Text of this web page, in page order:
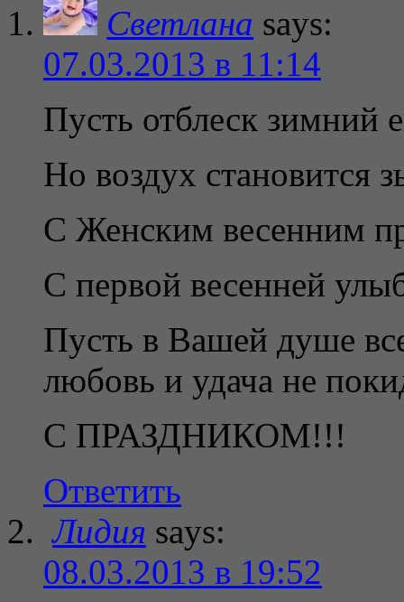
Светлана says:
07.03.2013 в 11:14
Пусть отблеск зимний
Но воздух становится
С Женским весенним
С первой весенней
Пусть в Вашей душе
любовь и удача не
С ПРАЗДНИКОМ!!!
Ответить
Лидия says:
08.03.2013 в 19:52